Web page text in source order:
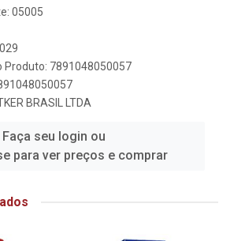
05005
Produto: 7891048050057
BRASIL LTDA
Faça seu login ou
para ver preços e comprar